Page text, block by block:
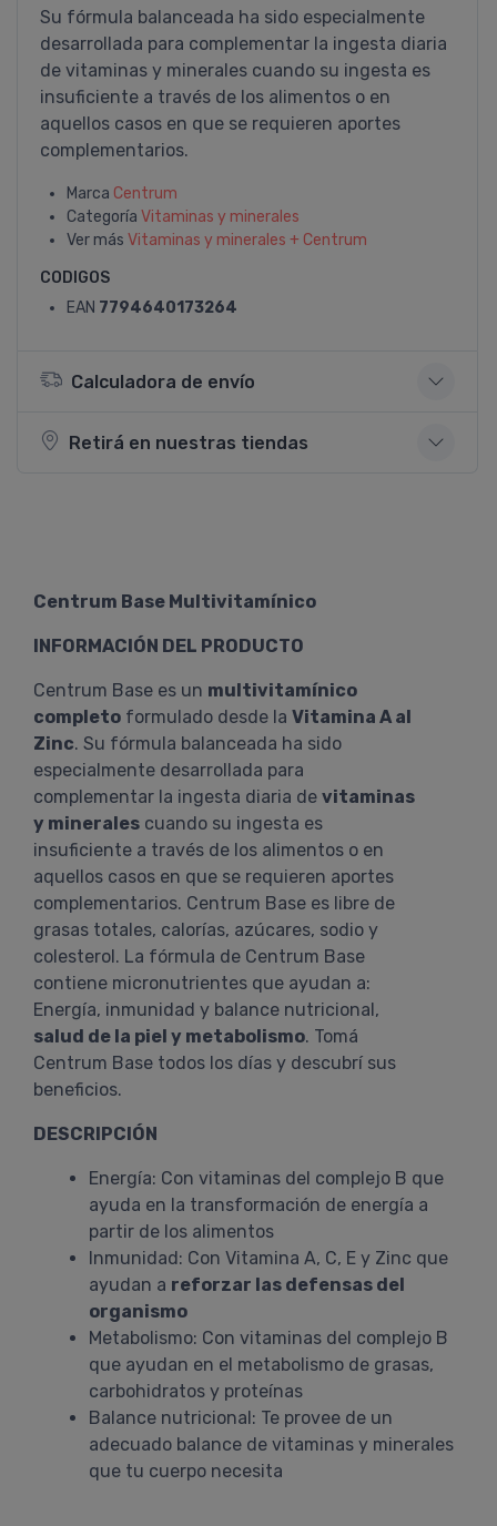
Su fórmula balanceada ha sido especialmente
desarrollada para complementar la ingesta diaria
de vitaminas y minerales cuando su ingesta es
insuficiente a través de los alimentos o en
aquellos casos en que se requieren aportes
complementarios.
Marca Centrum
Categoría Vitaminas y minerales
Ver más Vitaminas y minerales + Centrum
CODIGOS
EAN 7794640173264
Calculadora de envío
Retirá en nuestras tiendas
Centrum Base Multivitamínico
INFORMACIÓN DEL PRODUCTO
Centrum Base es un multivitamínico
completo formulado desde la Vitamina A al
Zinc. Su fórmula balanceada ha sido
especialmente desarrollada para
complementar la ingesta diaria de vitaminas
y minerales cuando su ingesta es
insuficiente a través de los alimentos o en
aquellos casos en que se requieren aportes
complementarios. Centrum Base es libre de
grasas totales, calorías, azúcares, sodio y
colesterol. La fórmula de Centrum Base
contiene micronutrientes que ayudan a:
Energía, inmunidad y balance nutricional,
salud de la piel y metabolismo. Tomá
Centrum Base todos los días y descubrí sus
beneficios.
DESCRIPCIÓN
Energía: Con vitaminas del complejo B que
ayuda en la transformación de energía a
partir de los alimentos
Inmunidad: Con Vitamina A, C, E y Zinc que
ayudan a reforzar las defensas del
organismo
Metabolismo: Con vitaminas del complejo B
que ayudan en el metabolismo de grasas,
carbohidratos y proteínas
Balance nutricional: Te provee de un
adecuado balance de vitaminas y minerales
que tu cuerpo necesita